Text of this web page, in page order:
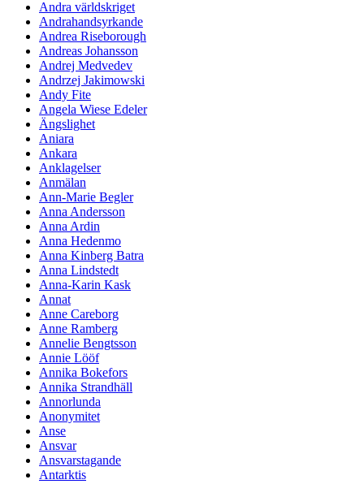
Andra världskriget
Andrahandsyrkande
Andrea Riseborough
Andreas Johansson
Andrej Medvedev
Andrzej Jakimowski
Andy Fite
Angela Wiese Edeler
Ängslighet
Aniara
Ankara
Anklagelser
Anmälan
Ann-Marie Begler
Anna Andersson
Anna Ardin
Anna Hedenmo
Anna Kinberg Batra
Anna Lindstedt
Anna-Karin Kask
Annat
Anne Careborg
Anne Ramberg
Annelie Bengtsson
Annie Lööf
Annika Bokefors
Annika Strandhäll
Annorlunda
Anonymitet
Anse
Ansvar
Ansvarstagande
Antarktis